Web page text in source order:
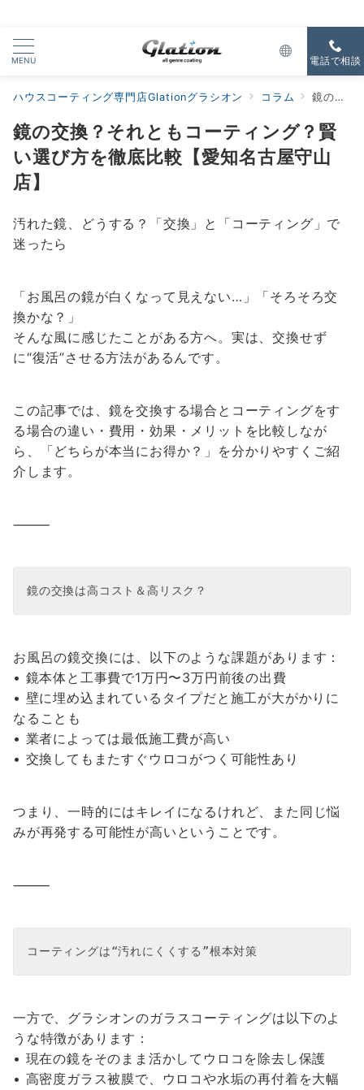
MENU 電話で相談
ハウスコーティング専門店Glationグラシオン コラム 鏡の交換？それともコーティング？賢い選び方を徹底比較【愛知名古屋守山店】
鏡の交換？それともコーティング？賢
い選び方を徹底比較【愛知名古屋守山
店】
汚れた鏡、どうする？「交換」と「コーティング」で
迷ったら
「お風呂の鏡が白くなって見えない…」「そろそろ交
換かな？」
そんな風に感じたことがある方へ。実は、交換せず
に“復活”させる方法があるんです。
この記事では、鏡を交換する場合とコーティングをす
る場合の違い・費用・効果・メリットを比較しなが
ら、「どちらが本当にお得か？」を分かりやすくご紹
介します。
⸻
鏡の交換は高コスト＆高リスク？
お風呂の鏡交換には、以下のような課題があります：
• 鏡本体と工事費で1万円〜3万円前後の出費
• 壁に埋め込まれているタイプだと施工が大がかりに
なることも
• 業者によっては最低施工費が高い
• 交換してもまたすぐウロコがつく可能性あり
つまり、一時的にはキレイになるけれど、また同じ悩
みが再発する可能性が高いということです。
⸻
コーティングは“汚れにくくする”根本対策
一方で、グラシオンのガラスコーティングは以下のよ
うな特徴があります：
• 現在の鏡をそのまま活かしてウロコを除去し保護
• 高密度ガラス被膜で、ウロコや水垢の再付着を大幅